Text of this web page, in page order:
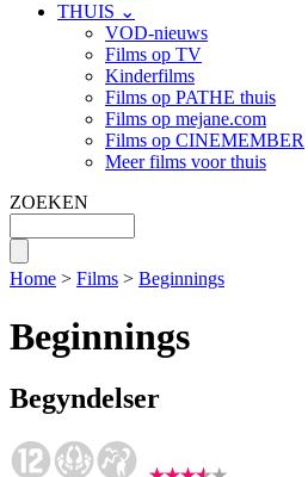
THUIS ⌄
VOD-nieuws
Films op TV
Kinderfilms
Films op PATHE thuis
Films op mejane.com
Films op CINEMEMBER
Meer films voor thuis
ZOEKEN
Home > Films > Beginnings
Beginnings
Begyndelser